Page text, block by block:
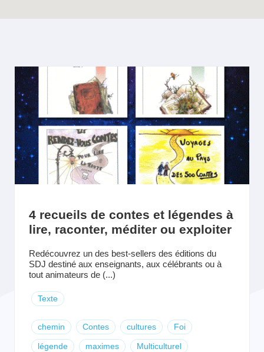
4 recueils de contes et légendes à
lire, raconter, méditer ou exploiter
Redécouvrez un des best-sellers des éditions du
SDJ destiné aux enseignants, aux célébrants ou à
tout animateurs de (...)
Texte
chemin Contes cultures Foi
légende maximes Multiculturel